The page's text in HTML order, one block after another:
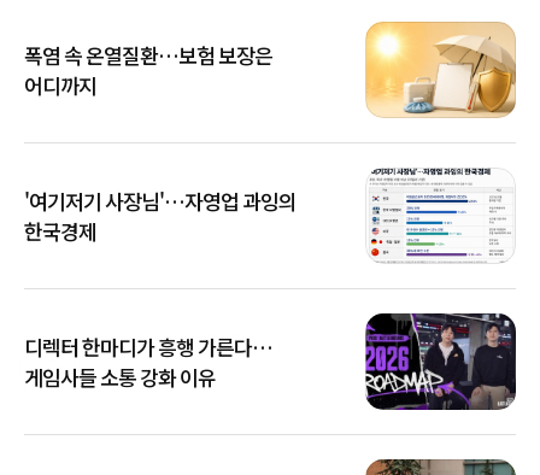
폭염 속 온열질환…보험 보장은
어디까지
'여기저기 사장님'…자영업 과잉의
한국경제
디렉터 한마디가 흥행 가른다…
게임사들 소통 강화 이유